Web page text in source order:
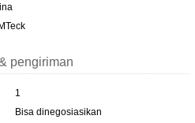
pengiriman
1
Bisa dinegosiasikan